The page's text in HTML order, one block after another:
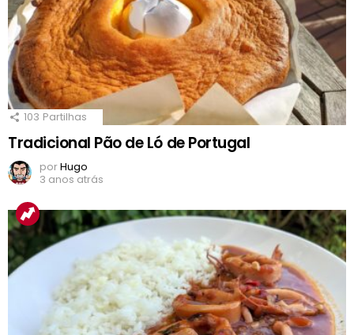
103 Partilhas
Tradicional Pão de Ló de Portugal
porHugo
3 anos atrás